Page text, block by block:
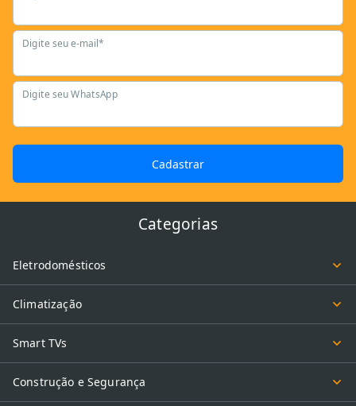
Digite seu e-mail*
Digite seu WhatsApp
Cadastrar
Categorias
Eletrodomésticos
Climatização
Smart TVs
Construção e Segurança